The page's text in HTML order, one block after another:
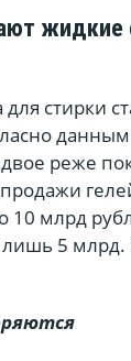
жидкие
стирки
реже
10 млрд
5 млрд.